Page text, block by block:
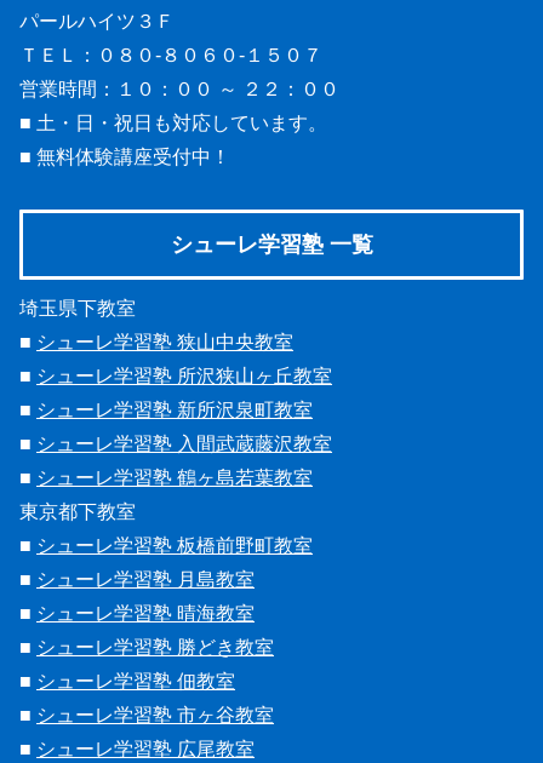
パールハイツ３Ｆ
ＴＥＬ：０８０-８０６０-１５０７
営業時間：１０：００ ～ ２２：００
■ 土・日・祝日も対応しています。
■ 無料体験講座受付中！
シューレ学習塾 一覧
埼玉県下教室
■ シューレ学習塾 狭山中央教室
■ シューレ学習塾 所沢狭山ヶ丘教室
■ シューレ学習塾 新所沢泉町教室
■ シューレ学習塾 入間武蔵藤沢教室
■ シューレ学習塾 鶴ヶ島若葉教室
東京都下教室
■ シューレ学習塾 板橋前野町教室
■ シューレ学習塾 月島教室
■ シューレ学習塾 晴海教室
■ シューレ学習塾 勝どき教室
■ シューレ学習塾 佃教室
■ シューレ学習塾 市ヶ谷教室
■ シューレ学習塾 広尾教室